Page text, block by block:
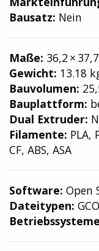
Bausatz: Nein
Maße: 36,2 ×
Gewicht: 13.18
Bauvolumen:
Bauplattform:
Dual Extruder:
Filamente: PLA,
CF, ABS, ASA
Software: Open
Dateitypen: